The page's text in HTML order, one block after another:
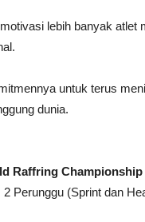
lebih banyak atlet
untuk terus
dunia.
Raffring Championship
Perunggu (Sprint dan